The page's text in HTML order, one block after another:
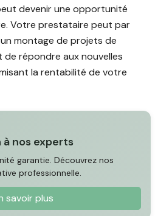
devenir une opportunité
Votre prestataire peut par
montage de projets de
répondre aux nouvelles
la rentabilité de votre
nos experts
garantie. Découvrez nos
professionnelle.
savoir plus